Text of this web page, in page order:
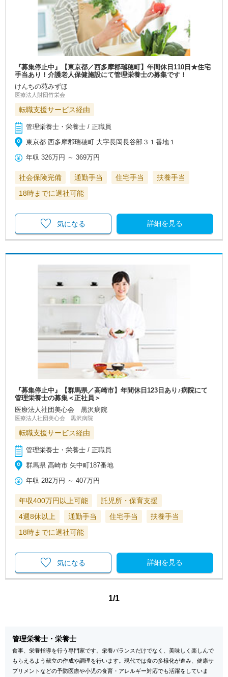
『募集停止中』【東京都／西多摩郡瑞穂町】年間休日110日★住宅
手当あり！介護老人保健施設にて管理栄養士の募集です！
けんちの苑みずほ
医療法人財団竹栄会
転職支援サービス経由
管理栄養士・栄養士 / 正職員
東京都 西多摩郡瑞穂町 大字長岡長谷部３１番地１
年収 326万円 ～369万円
社会保険完備 通勤手当 住宅手当
扶養手当
18時までに退社可能
詳細を見る
気になる
『募集停止中』【群馬県／高崎市】年間休日123日あり♪病院にて
管理栄養士の募集＜正社員＞
医療法人社団美心会 黒沢病院
医療法人社団美心会 黒沢病院
転職支援サービス経由
管理栄養士・栄養士 / 正職員
群馬県 高崎市 矢中町187番地
年収 282万円 ～407万円
年収400万円以上可能
託児所・保育支援
4週8休以上
通勤手当 住宅手当
扶養手当
18時までに退社可能
詳細を見る
気になる
1/1
管理栄養士・栄養士
食事、栄養指導を行う専門家です。栄養バランスだけでなく、美味しく楽しんで
もらえるよう献立の作成や調理を行います。現代では食の多様化が進み、健康サ
プリメントなどの予防医療や小児の食育・アレルギー対応でも活躍をしていま